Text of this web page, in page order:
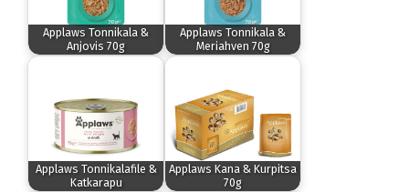
Applaws Tonnikala &
Anjovis 70g
Applaws Tonnikala &
Meriahven 70g
Applaws Tonnikalafile &
Katkarapu
Applaws Kana & Kurpitsa
70g